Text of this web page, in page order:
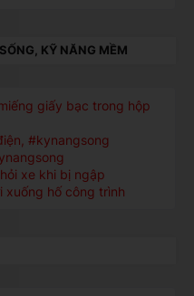
KỸ NĂNG MỀM
giấy bạc trong hộp
#kynangsong
xe khi bị ngập
xuống hố công trình